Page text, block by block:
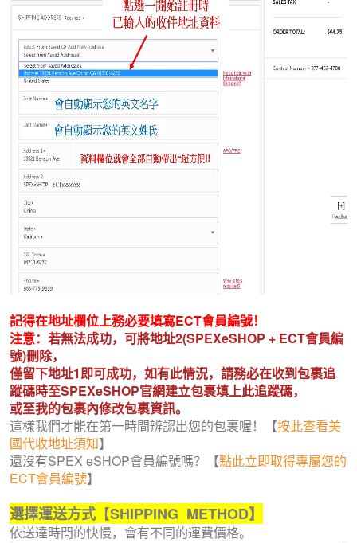
記得在地址欄位上務必要填寫ECT會員編號！
注意： 若無法成功，可將地址2(SPEXeSHOP + ECT會員編
號)刪除，
僅留下地址1即可成功，如有此情況，請務必在收到包裹追
蹤碼時至SPEXeSHOP官網建立包裹填上此追蹤碼，
或至我的包裹內修改包裹資訊。
這樣我們才能在第一時間辨認出您的包裹喔！【按此查看美
國代收地址須知】
還沒有SPEX eSHOP會員編號嗎？【點此立即取得專屬您的
ECT會員編號】
選擇運送方式 【SHIPPING METHOD】
依送達時間的快慢，會有不同的運費價格。